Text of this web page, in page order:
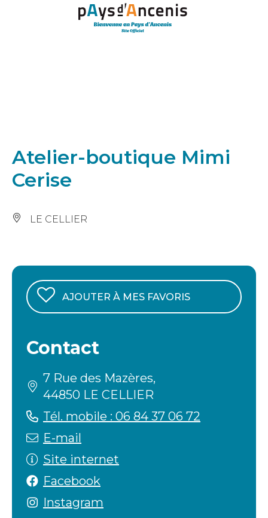
Panneau de gestion des cookies
Atelier-boutique Mimi
Cerise
LE CELLIER
AJOUTER À MES FAVORIS
Contact
7 Rue des Mazères,
44850 LE CELLIER
Tél. mobile : 06 84 37 06 72
E-mail
Site internet
Facebook
Instagram